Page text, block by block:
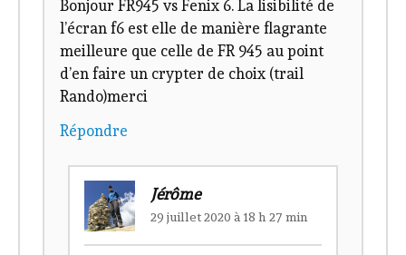
Bonjour FR945 vs Fenix 6. La lisibilité de
l’écran f6 est elle de manière flagrante
meilleure que celle de FR 945 au point
d’en faire un crypter de choix (trail
Rando)merci
Répondre
Jérôme
29 juillet 2020 à 18 h 27 min